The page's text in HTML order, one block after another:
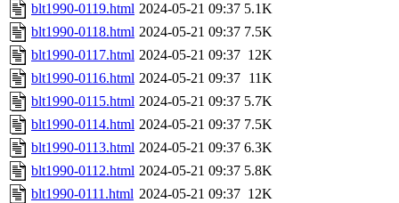
blt1990-0119.html 2024-05-21 09:37 5.1K
blt1990-0118.html 2024-05-21 09:37 7.5K
blt1990-0117.html 2024-05-21 09:37 12K
blt1990-0116.html 2024-05-21 09:37 11K
blt1990-0115.html 2024-05-21 09:37 5.7K
blt1990-0114.html 2024-05-21 09:37 7.5K
blt1990-0113.html 2024-05-21 09:37 6.3K
blt1990-0112.html 2024-05-21 09:37 5.8K
blt1990-0111.html 2024-05-21 09:37 12K